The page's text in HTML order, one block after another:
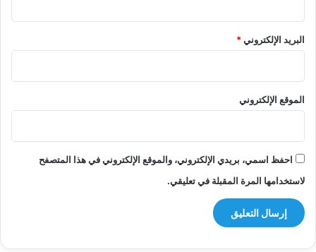
البريد الإلكتروني*
الموقع الإلكتروني
احفظ اسمي، بريدي الإلكتروني، والموقع الإلكتروني في هذا المتصفح
لاستخدامها المرة المقبلة في تعليقي.